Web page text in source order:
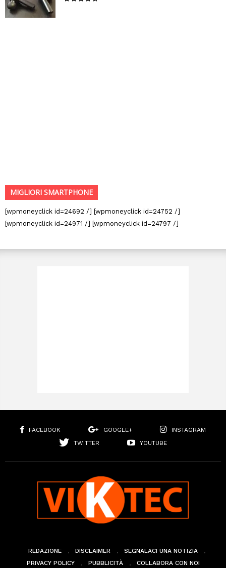
MIGLIORI SMARTPHONE
[wpmoneyclick id=24692 /] [wpmoneyclick id=24752 /]
[wpmoneyclick id=24971 /] [wpmoneyclick id=24797 /]
FACEBOOK GOOGLE+
INSTAGRAM
TWITTER
YOUTUBE
REDAZIONE DISCLAIMER
SEGNALACI UNA NOTIZIA
PRIVACY POLICY
PUBBLICITÀ COLLABORA CON NOI